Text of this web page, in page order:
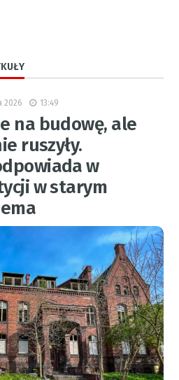
2026 13:49
na budowę, ale
ruszyły.
w
w starym